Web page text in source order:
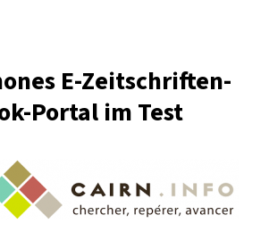
möglich
E-Zeitschriften-
Portal im Test